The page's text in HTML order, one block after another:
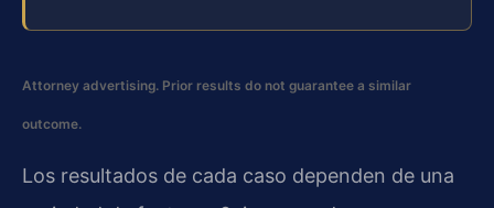
Attorney advertising. Prior results do not guarantee a similar
outcome.
Los resultados de cada caso dependen de una